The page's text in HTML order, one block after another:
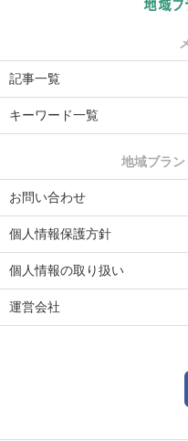
記事一覧
キーワード一覧
地域ブラ
お問い合わせ
個人情報保護方針
個人情報の取り扱い
運営会社